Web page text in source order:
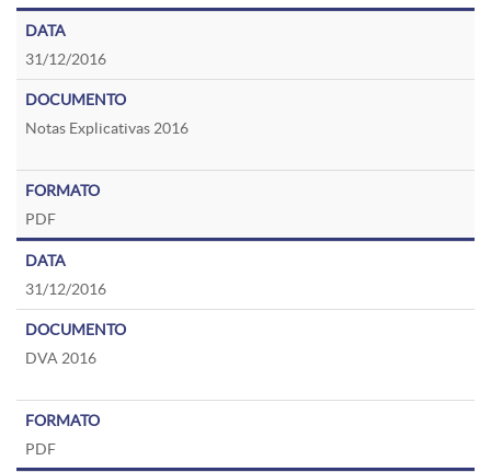
31/12/2016
Notas Explicativas 2016
PDF
31/12/2016
DVA 2016
PDF